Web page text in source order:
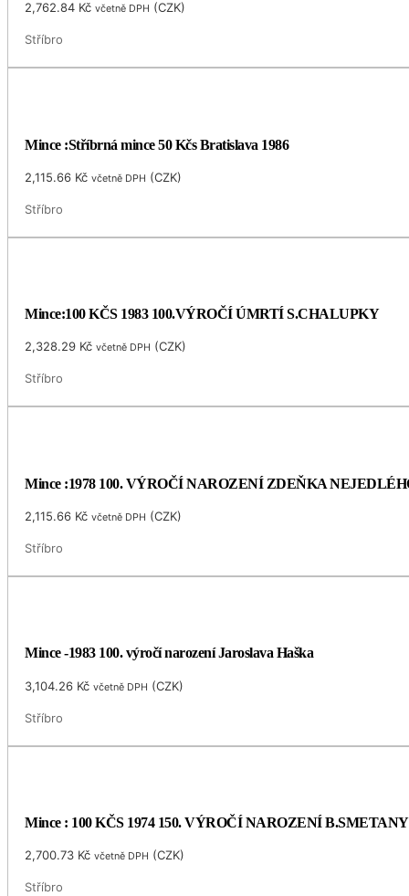
2,762.84 Kč včetně DPH (CZK)
Stříbro
Mince :Stříbrná mince 50 Kčs Bratislava 1986
2,115.66 Kč včetně DPH (CZK)
Stříbro
Mince:100 KČS 1983 100.VÝROČÍ ÚMRTÍ S.CHALUPKY
2,328.29 Kč včetně DPH (CZK)
Stříbro
Mince :1978 100. VÝROČÍ NAROZENÍ ZDEŇKA
2,115.66 Kč včetně DPH (CZK)
Stříbro
Mince -1983 100. výročí narození Jaroslava Haška
3,104.26 Kč včetně DPH (CZK)
Stříbro
Mince : 100 KČS 1974 150. VÝROČÍ NAROZENÍ B.SMETANY
2,700.73 Kč včetně DPH (CZK)
Stříbro